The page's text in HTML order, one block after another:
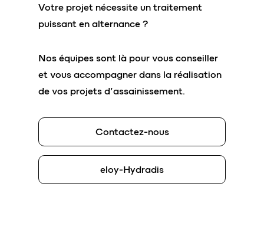
Votre projet nécessite un traitement
puissant en alternance ?
Nos équipes sont là pour vous conseiller
et vous accompagner dans la réalisation
de vos projets d’assainissement.
Contactez-nous
eloy-Hydradis